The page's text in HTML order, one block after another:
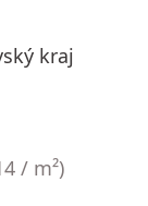
kraj
/ m²)